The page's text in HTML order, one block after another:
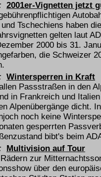
2001er-Vignetten jetzt
Tschechiens haben
gelten laut
2000 bis 31.
die Schweizer
Wintersperren in Kraft
Passstraßen in den
in Frankreich und
Alpenübergänge dicht.
noch keine
gesperrten
bibt's beim
Multivision auf Tour
zur
über den